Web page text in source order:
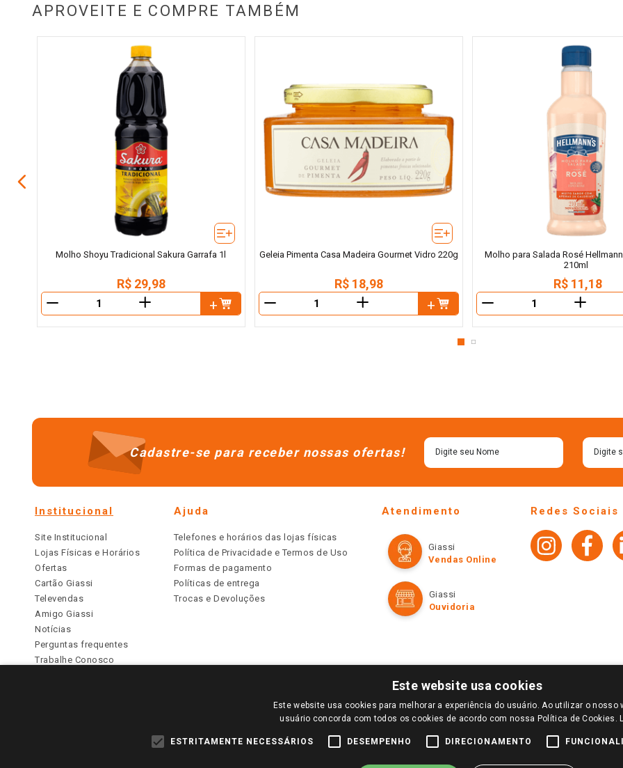
APROVEITE E COMPRE TAMBÉM
Molho Shoyu Tradicional Sakura Garrafa 1l
R$ 29,98
＋
Geleia Pimenta Casa Madeira Gourmet Vidro 220g
R$ 18,98
＋
Molho para Salada Rosé
210ml
R$ 11,18
＋
Cadastre-se para receber nossas ofertas!
Institucional
Site Institucional
Lojas Físicas e Horários
Ofertas
Cartão Giassi
Televendas
Amigo Giassi
Notícias
Perguntas frequentes
Trabalhe Conosco
Ajuda
Telefones e horários das lojas físicas
Política de Privacidade e Termos de Uso
Formas de pagamento
Políticas de entrega
Trocas e Devoluções
Atendimento
Giassi
Vendas Online
Giassi
Ouvidoria
Redes Sociais
PARA VER OS PREÇOS DA SUA REGIÃO, FAÇA LOGIN E SELECIONE A LOJA DE SUA PREFERÊNCIA. SOMENTE APÓS O LOGIN, OS PREÇOS
TODOS OS PREÇOS E CONDIÇÕES COMERCIAIS DESTE SITE SÃO VÁLIDOS APENAS PARA COMPRAS REALIZADAS NO GIASSI.COM.BR E NA LOJA
DE BUSCAS.
Este website usa cookies
Este website usa cookies para melhorar a experiência do usuário. Ao utilizar o nosso
usuário concorda com todos os cookies de acordo com nossa Política de Cookies.
ESTRITAMENTE NECESSÁRIOS DESEMPENHO DIRECIONAMENTO